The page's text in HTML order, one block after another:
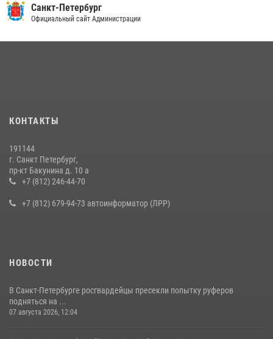
Санкт-Петербург
Официальный сайт Администрации
КОНТАКТЫ
191144
г. Санкт Петербург,
пр-кт Бакунина д. 10 а
+7 (812) 246-44-70
+7 (812) 679-94-73 автоинформатор (ЛРР)
НОВОСТИ
В Санкт-Петербурге росгвардейцы пресекли попытку руферов
подняться на ...
07 августа 2026, 12:04